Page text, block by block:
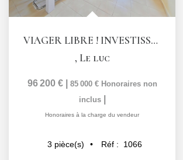
VIAGER LIBRE ! INVESTISSEMENT LOCATIF ATTRACTIF !...
, Le luc
96 200 € 85 000 € Honoraires non
inclus
Honoraires à la charge du vendeur
3 pièce(s) Réf : 1066